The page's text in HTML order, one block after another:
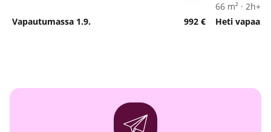
Vapautumassa 1.9. 992 €
66 m² ·
Heti vapaa